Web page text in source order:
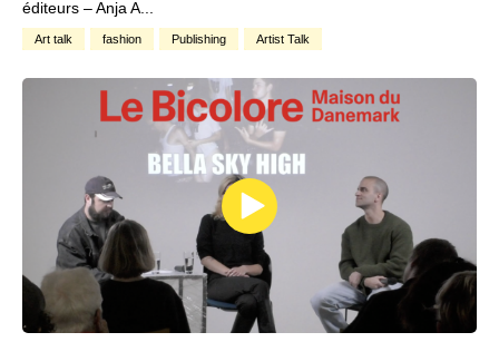
éditeurs – Anja A...
Art talk fashion Publishing Artist Talk